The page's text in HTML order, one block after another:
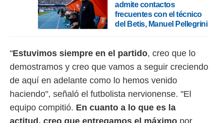
admite contactos
frecuentes con el técnico
del Betis, Manuel Pellegrini
"Estuvimos siempre en el partido, creo que lo
demostramos y creo que vamos a seguir creciendo
de aquí en adelante como lo hemos venido
haciendo", señaló el futbolista nervionense. "El
equipo compitió. En cuanto a lo que es la
actitud, creo que entregamos el máximo por